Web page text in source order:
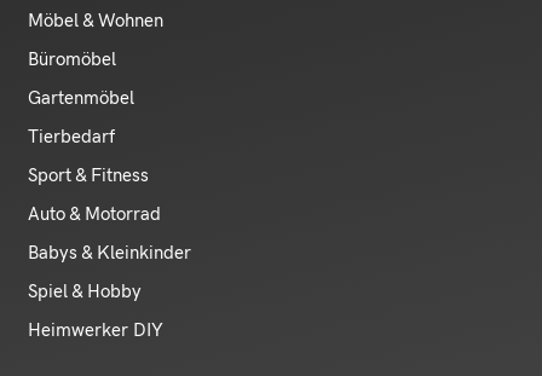
Möbel & Wohnen
Büromöbel
Gartenmöbel
Tierbedarf
Sport & Fitness
Auto & Motorrad
Babys & Kleinkinder
Spiel & Hobby
Heimwerker DIY